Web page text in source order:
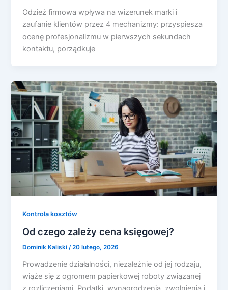
Odzież firmowa wpływa na wizerunek marki i
zaufanie klientów przez 4 mechanizmy: przyspiesza
ocenę profesjonalizmu w pierwszych sekundach
kontaktu, porządkuje
Kontrola kosztów
Od czego zależy cena księgowej?
Dominik Kaliski /20 lutego, 2026
Prowadzenie działalności, niezależnie od jej rodzaju,
wiąże się z ogromem papierkowej roboty związanej